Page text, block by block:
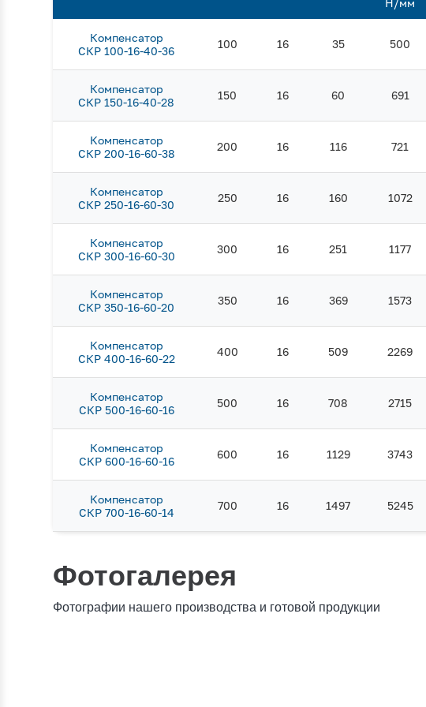
Н/мм
Компенсатор
СКР 100-16-40-36
100 16 35 500
Компенсатор
СКР 150-16-40-28
150 16 60 691
Компенсатор
СКР 200-16-60-38
200 16 116 721
Компенсатор
СКР 250-16-60-30
250 16 160 1072
Компенсатор
СКР 300-16-60-30
300 16 251 1177
Компенсатор
СКР 350-16-60-20
350 16 369 1573
Компенсатор
СКР 400-16-60-22
400 16 509 2269
Компенсатор
СКР 500-16-60-16
500 16 708 2715
Компенсатор
СКР 600-16-60-16
600 16 1129 3743
Компенсатор
СКР 700-16-60-14
700 16 1497 5245
Фотогалерея
Фотографии нашего производства и готовой продукции